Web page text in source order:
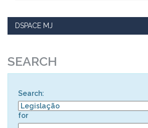
DSPACE MJ
SEARCH
Search:
for